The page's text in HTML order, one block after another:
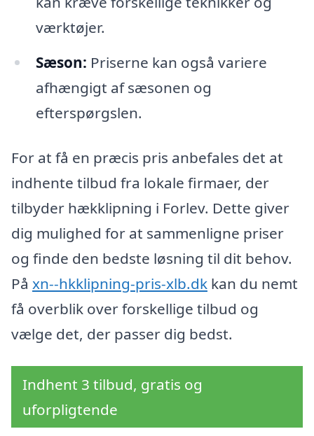
værktøjer.
Sæson: Priserne kan også variere
afhængigt af sæsonen og
efterspørgslen.
For at få en præcis pris anbefales det at
indhente tilbud fra lokale firmaer, der
tilbyder hækklipning i Forlev. Dette giver
dig mulighed for at sammenligne priser
og finde den bedste løsning til dit behov.
På xn--hkklipning-pris-xlb.dk kan du nemt
få overblik over forskellige tilbud og
vælge det, der passer dig bedst.
Indhent 3 tilbud, gratis og
uforpligtende